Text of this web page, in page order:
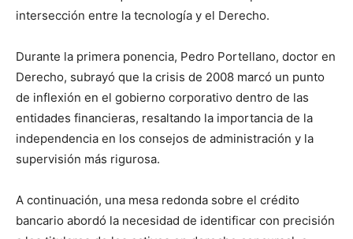
intersección entre la tecnología y el Derecho.
Durante la primera ponencia, Pedro Portellano, doctor en
Derecho, subrayó que la crisis de 2008 marcó un punto
de inflexión en el gobierno corporativo dentro de las
entidades financieras, resaltando la importancia de la
independencia en los consejos de administración y la
supervisión más rigurosa.
A continuación, una mesa redonda sobre el crédito
bancario abordó la necesidad de identificar con precisión